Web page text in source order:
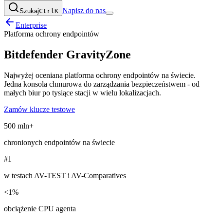
SzukajCtrlK Napisz do nas
Enterprise
Platforma ochrony endpointów
Bitdefender GravityZone
Najwyżej oceniana platforma ochrony endpointów na świecie.
Jedna konsola chmurowa do zarządzania bezpieczeństwem - od
małych biur po tysiące stacji w wielu lokalizacjach.
Zamów klucze testowe
500 mln+
chronionych endpointów na świecie
#1
w testach AV-TEST i AV-Comparatives
<1%
obciążenie CPU agenta